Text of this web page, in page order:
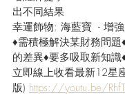
出不同結果
幸運飾物: 海藍寶  - 增
♦需積極解決某財務問
的差異♦要多吸取新知
立即線上收看最新12星
版) https://youtu.be/